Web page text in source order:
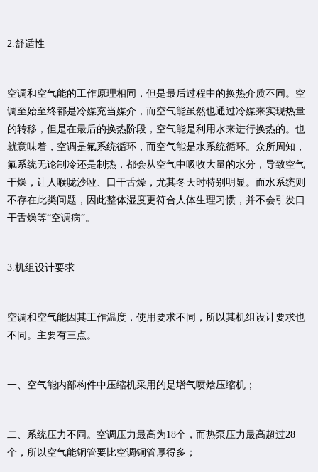
2.舒适性
空调和空气能的工作原理相同，但是最后过程中的换热介质不同。空
调至始至终都是冷媒充当媒介，而空气能虽然也通过冷媒来实现热量
的转移，但是在最后的换热阶段，空气能是利用水来进行换热的。也
就意味着，空调是氟系统循环，而空气能是水系统循环。众所周知，
氟系统无论制冷还是制热，都会从空气中吸收大量的水分，导致空气
干燥，让人喉咙沙哑、口干舌燥，尤其冬天时特别明显。而水系统则
不存在此类问题，因此整体湿度更符合人体生理习惯，并不会引发口
干舌燥等“空调病”。
3.机组设计要求
空调和空气能因其工作温度，使用要求不同，所以其机组设计要求也
不同。主要有三点。
一、空气能内部构件中压缩机采用的是增气喷焓压缩机；
二、系统压力不同。空调压力最高为18个，而热泵压力最高超过28
个，所以空气能铜管要比空调铜管厚得多；